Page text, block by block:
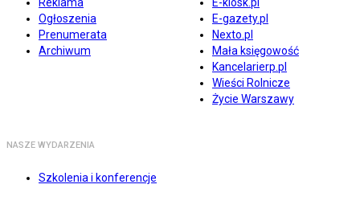
Ogłoszenia
Prenumerata
Archiwum
E-gazety.pl
Nexto.pl
Mała księgowość
Kancelarierp.pl
Wieści Rolnicze
Życie Warszawy
NASZE WYDARZENIA
Szkolenia i konferencje